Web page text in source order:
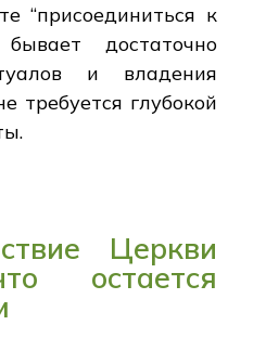
“присоединиться к
достаточно
и владения
требуется глубокой
Церкви
остается